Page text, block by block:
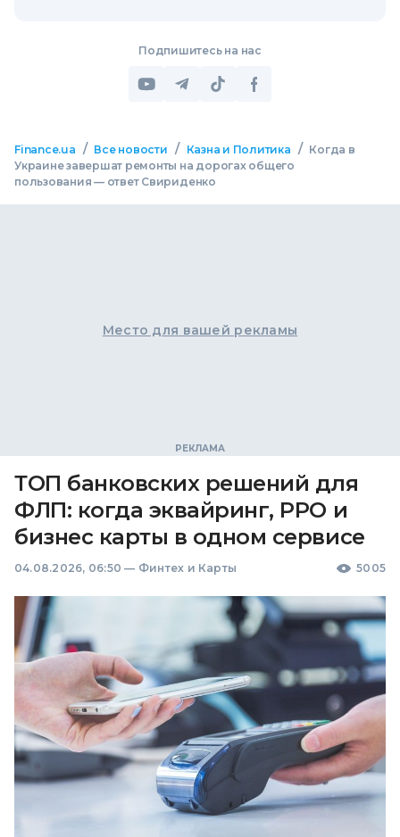
Подпишитесь на нас
Finance.ua / Все новости / Казна и Политика / Когда в
Украине завершат ремонты на дорогах общего
пользования — ответ Свириденко
Место для вашей рекламы
ТОП банковских решений для
ФЛП: когда эквайринг, РРО и
бизнес карты в одном сервисе
04.08.2026, 06:50 — Финтех и Карты 5005